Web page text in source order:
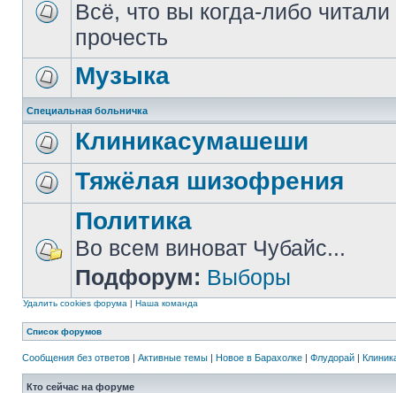
Всё, что вы когда-либо
прочесть
Музыка
Специальная больничка
Клиникасумашеши
Тяжёлая шизофрения
Политика
Во всем виноват Чубайс...
Подфорум: Выборы
Удалить cookies форума | Наша команда
Список форумов
Сообщения без ответов | Активные темы | Новое в Барахолке | Флудорай |
Кто сейчас на форуме